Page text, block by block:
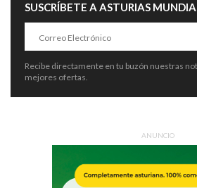
SUSCRÍBETE A ASTURIAS
Recibe directamente en tu buzón nuestras
mejores ofertas.
ANUNCIO